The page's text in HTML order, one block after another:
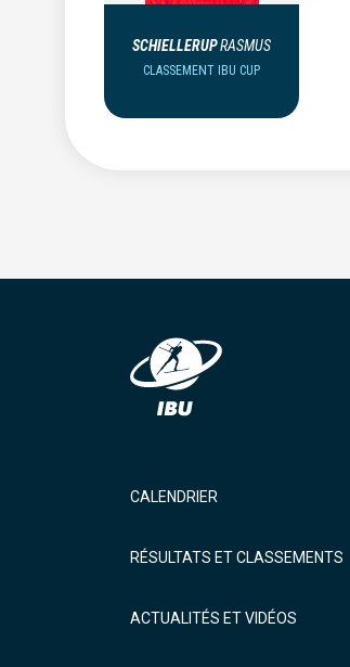
SCHIELLERUPRASMUS
CLASSEMENT IBU CUP
CALENDRIER
RÉSULTATS ET CLASSEMENTS
ACTUALITÉS ET VIDÉOS